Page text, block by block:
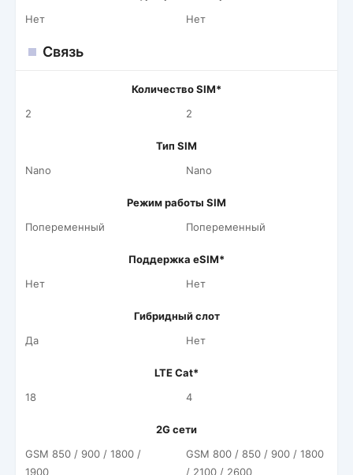
Нет
Нет
Связь
Количество SIM*
2
2
Тип SIM
Nano
Nano
Режим работы SIM
Попеременный
Попеременный
Поддержка eSIM*
Нет
Нет
Гибридный слот
Да
Нет
LTE Cat*
18
4
2G сети
GSM 850 / 900 / 1800 /
1900
GSM 800 / 850 / 900 / 1800
/ 2100 / 2600